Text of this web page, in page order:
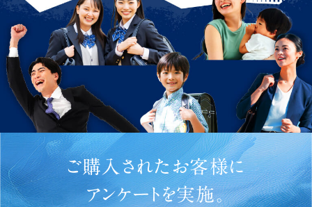
ご購入されたお客様に
アンケートを実施。